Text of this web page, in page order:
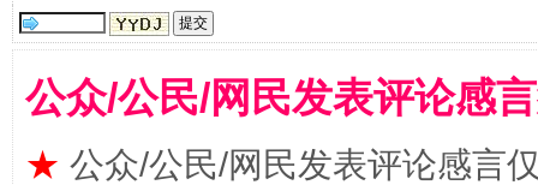
公众/公民/网民发表评论感
★ 公众/公民/网民发表评论感言